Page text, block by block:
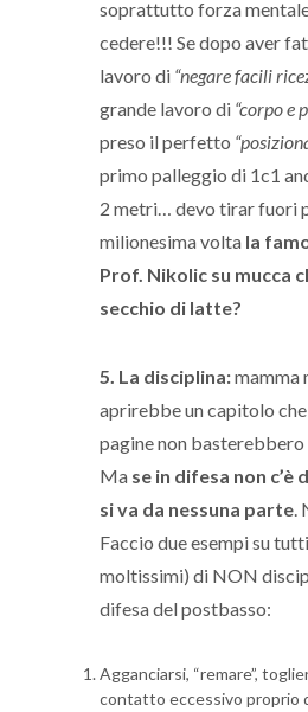
soprattutto forza
cedere!!! Se dopo aver
lavoro di “negare facili
grande lavoro di “corpo e
preso il perfetto
primo palleggio di 1c1
2 metri… devo tirar fuori
milionesima volta la
Prof. Nikolic su mucca
secchio di latte?
5. La disciplina:mamma
aprirebbe un capitolo
pagine non basterebbero
Ma se in difesa non c’è
si va da nessuna parte.
Faccio due esempi su
moltissimi) di NON
difesa del postbasso:
Agganciarsi, “remare”,
contatto eccessivo proprio